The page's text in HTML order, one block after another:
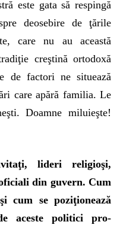
este gata să respingă
deosebire de ţările
care nu au această
creştină ortodoxă
de factori ne situează
care apără familia. Le
Doamne miluieşte!
lideri religioşi,
din guvern. Cum
cum se poziţionează
aceste politici pro-